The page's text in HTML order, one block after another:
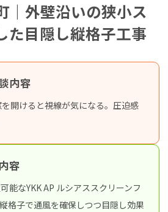
｜外壁沿いの狭小ス
た目隠し縦格子工事
内容
開けると視線が気になる。圧迫感
容
能なYKK AP ルシアススクリーンフ
格子で通風を確保しつつ目隠し効果